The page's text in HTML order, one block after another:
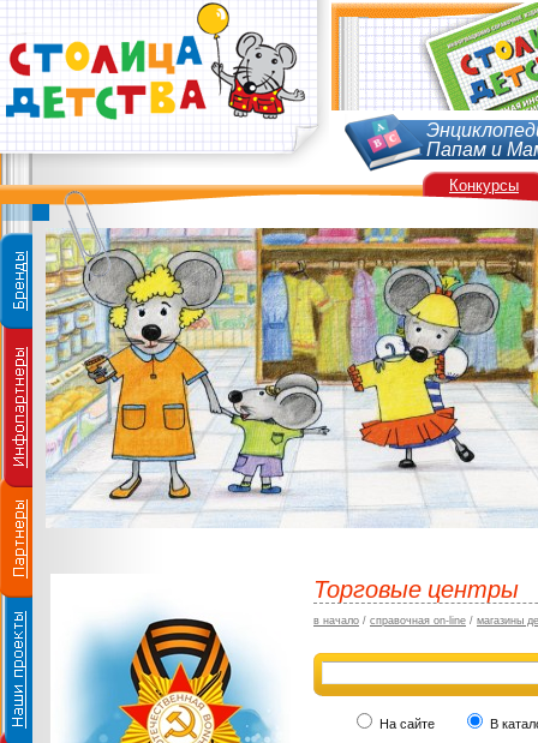
Папам и
Торговые центры
в начало / справочная on-line / магазины
На сайте В
Конкурсы